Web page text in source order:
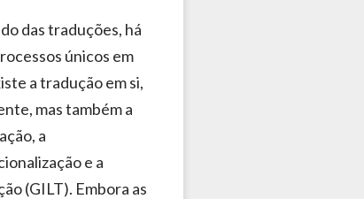
das traduções, há
únicos em
a tradução em si,
mas também a
a
e a
(GILT). Embora as